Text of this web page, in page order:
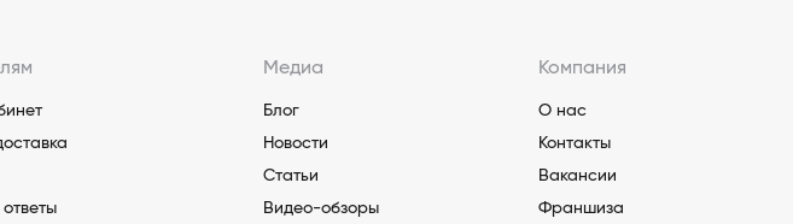
Медиа
Блог
Новости
Статьи
Видео-обзоры
Компания
О нас
Контакты
Вакансии
Франшиза